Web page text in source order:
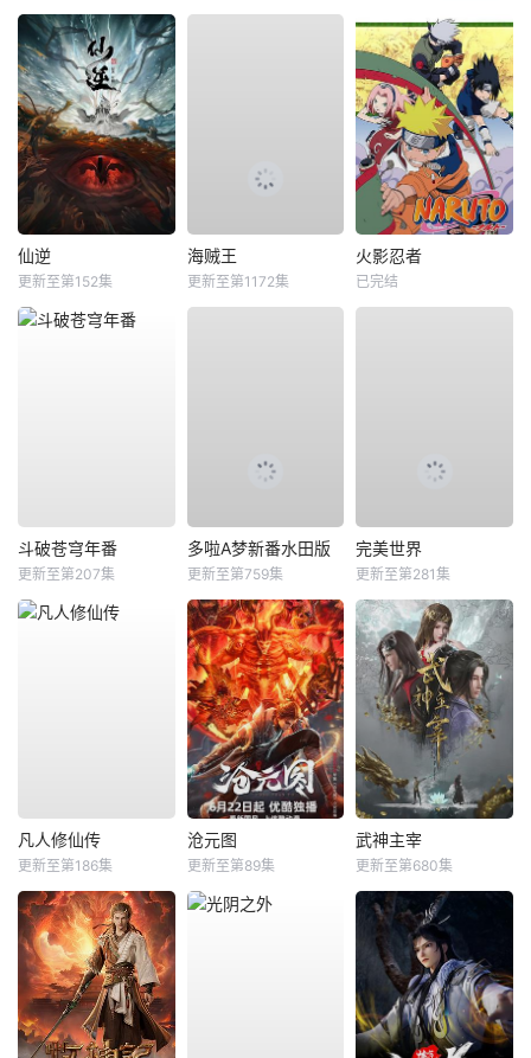
仙逆
更新至第152集
海贼王
更新至第1172集
火影忍者
已完结
斗破苍穹年番
更新至第207集
多啦A梦新番水田版
更新至第759集
完美世界
更新至第281集
凡人修仙传
更新至第186集
沧元图
更新至第89集
武神主宰
更新至第680集